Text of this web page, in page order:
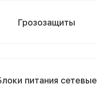
Грозозащиты
питания сетевые